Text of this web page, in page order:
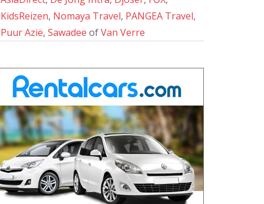
KidsReizen, Nomaya Travel, PANGEA Travel,
Puur Azië, Sawadee ofVan Verre